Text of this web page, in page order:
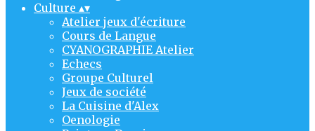
Culture ▴▾
Atelier jeux d'écriture
Cours de Langue
CYANOGRAPHIE Atelier
Echecs
Groupe Culturel
Jeux de société
La Cuisine d'Alex
Oenologie